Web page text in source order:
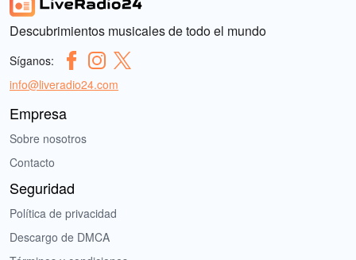
Descubrimientos musicales de todo el mundo
Síganos:
info@liveradio24.com
Empresa
Sobre nosotros
Contacto
Seguridad
Política de privacidad
Descargo de DMCA